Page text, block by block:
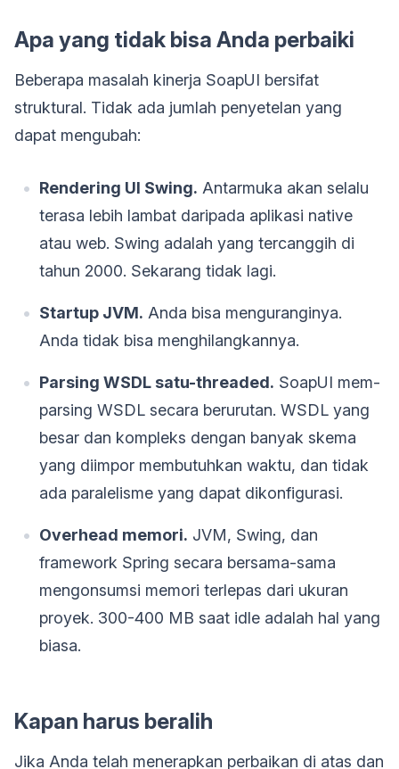
Apa yang tidak bisa Anda perbaiki
Beberapa masalah kinerja SoapUI bersifat
struktural. Tidak ada jumlah penyetelan yang
dapat mengubah:
Rendering UI Swing. Antarmuka akan selalu
terasa lebih lambat daripada aplikasi native
atau web. Swing adalah yang tercanggih di
tahun 2000. Sekarang tidak lagi.
Startup JVM. Anda bisa menguranginya.
Anda tidak bisa menghilangkannya.
Parsing WSDL satu-threaded. SoapUI mem-
parsing WSDL secara berurutan. WSDL yang
besar dan kompleks dengan banyak skema
yang diimpor membutuhkan waktu, dan tidak
ada paralelisme yang dapat dikonfigurasi.
Overhead memori. JVM, Swing, dan
framework Spring secara bersama-sama
mengonsumsi memori terlepas dari ukuran
proyek. 300-400 MB saat idle adalah hal yang
biasa.
Kapan harus beralih
Jika Anda telah menerapkan perbaikan di atas dan